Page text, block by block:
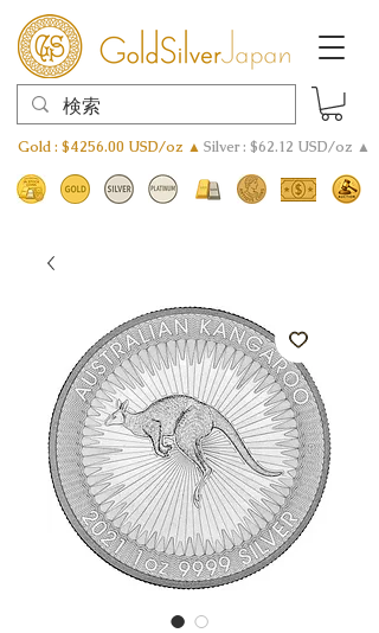
Gold : $4256.00 USD/oz ▲ Silver : $62.12 USD/oz ▲